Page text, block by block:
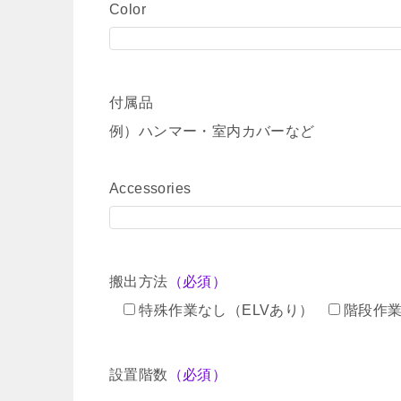
Color
付属品
例）ハンマー・室内カバーなど
Accessories
搬出方法 （必須）
特殊作業なし（ELVあり）
階段作
設置階数 （必須）